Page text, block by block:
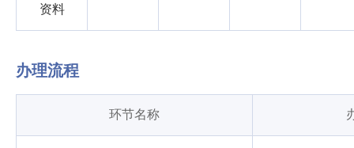
资料
办理流程
环节名称